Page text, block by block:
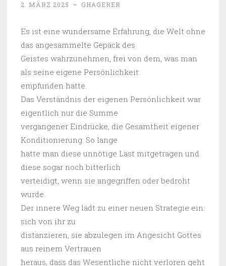
2. MÄRZ 2025 ~ GHAGERER
Es ist eine wundersame Erfahrung, die Welt ohne
das angesammelte Gepäck des
Geistes wahrzunehmen, frei von dem, was man
als seine eigene Persönlichkeit
empfunden hatte.
Das Verständnis der eigenen Persönlichkeit war
eigentlich nur die Summe
vergangener Eindrücke, die Gesamtheit eigener
Konditionierung. So lange
hatte man diese unnötige Last mitgetragen und
diese sogar noch bitterlich
verteidigt, wenn sie angegriffen oder bedroht
wurde.
Der innere Weg lädt zu einer neuen Strategie ein:
sich von ihr zu
distanzieren, sie abzulegen im Angesicht Gottes
aus reinem Vertrauen
heraus, dass das Wesentliche nicht verloren geht